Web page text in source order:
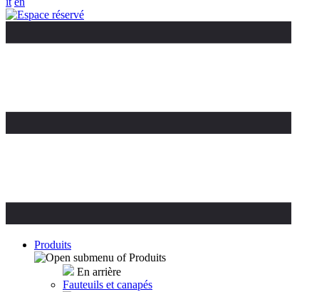
Produits
En arrière
Fauteuils et canapés